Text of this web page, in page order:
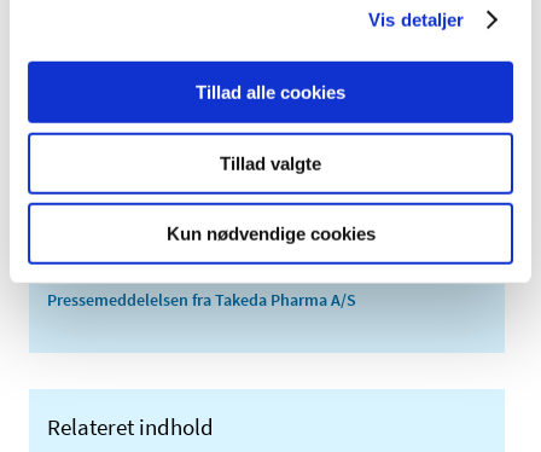
Vis detaljer
Tillad alle cookies
Tillad valgte
Kun nødvendige cookies
Lægemiddelstyrelsens presserådgiver
Pressemeddelelsen fra Takeda Pharma A/S
Relateret indhold